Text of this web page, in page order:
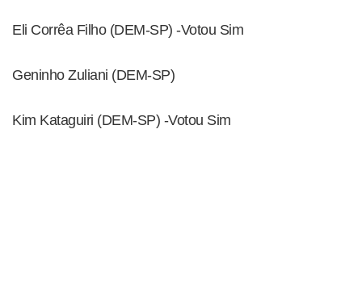
Eli Corrêa Filho (DEM-SP) -Votou Sim
Geninho Zuliani (DEM-SP)
Kim Kataguiri (DEM-SP) -Votou Sim